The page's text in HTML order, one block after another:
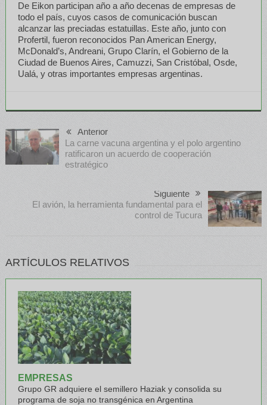
De Eikon participan año a año decenas de empresas de
todo el país, cuyos casos de comunicación buscan
alcanzar las preciadas estatuillas. Este año, junto con
Profertil, fueron reconocidos Pan American Energy,
McDonald’s, Andreani, Grupo Clarín, el Gobierno de la
Ciudad de Buenos Aires, Camuzzi, San Cristóbal, Osde,
Ualá, y otras importantes empresas argentinas.
Anterior
La carne vacuna argentina y el polo argentino
ratificaron un acuerdo de cooperación
estratégico
Siguiente
El avión, la herramienta fundamental para el
control de Tucura
ARTÍCULOS RELATIVOS
EMPRESAS
Grupo GR adquiere el semillero Haziak y consolida su
programa de soja no transgénica en Argentina